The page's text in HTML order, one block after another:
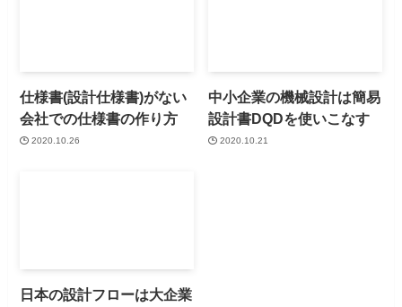
仕様書(設計仕様書)がない
会社での仕様書の作り方
2020.10.26
中小企業の機械設計は簡易
設計書DQDを使いこなす
2020.10.21
日本の設計フローは大企業